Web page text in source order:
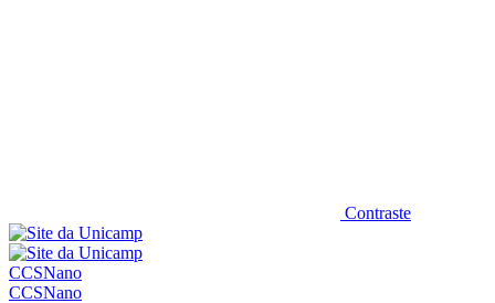
Contraste
CCSNano
CCSNano